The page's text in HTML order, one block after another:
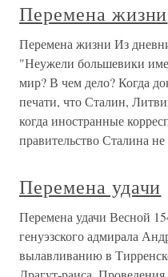
Перемена жизни
Перемена жизни Из
"Неужели большевики
мир? В чем дело? Когда
печати, что Сталин,
когда иностранные
правительство Сталина не
Перемена удачи
Перемена удачи Весной
генуэзского адмирала
вылавливанию в